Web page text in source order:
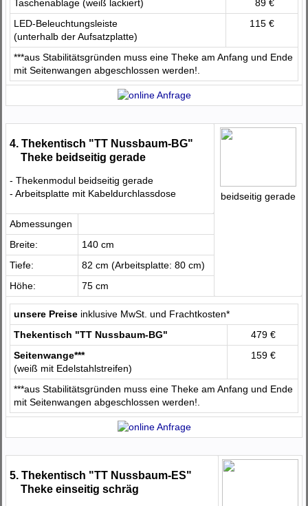
Taschenablage (weiß lackiert)
89 €
LED-Beleuchtungsleiste
(unterhalb der Aufsatzplatte)
115 €
***aus Stabilitätsgründen muss eine Theke am Anfang und Ende
mit Seitenwangen abgeschlossen werden!.
4. Thekentisch "TT Nussbaum-BG"
Theke beidseitig gerade
- Thekenmodul beidseitig gerade
- Arbeitsplatte mit Kabeldurchlassdose
beidseitig gerade
Abmessungen
Breite:
140 cm
Tiefe:
82 cm (Arbeitsplatte: 80 cm)
Höhe:
75 cm
unsere Preise inklusive MwSt. und Frachtkosten*
Thekentisch "TT Nussbaum-BG"
479 €
Seitenwange***
(weiß mit Edelstahlstreifen)
159 €
***aus Stabilitätsgründen muss eine Theke am Anfang und Ende
mit Seitenwangen abgeschlossen werden!.
5. Thekentisch "TT Nussbaum-ES"
Theke einseitig schräg